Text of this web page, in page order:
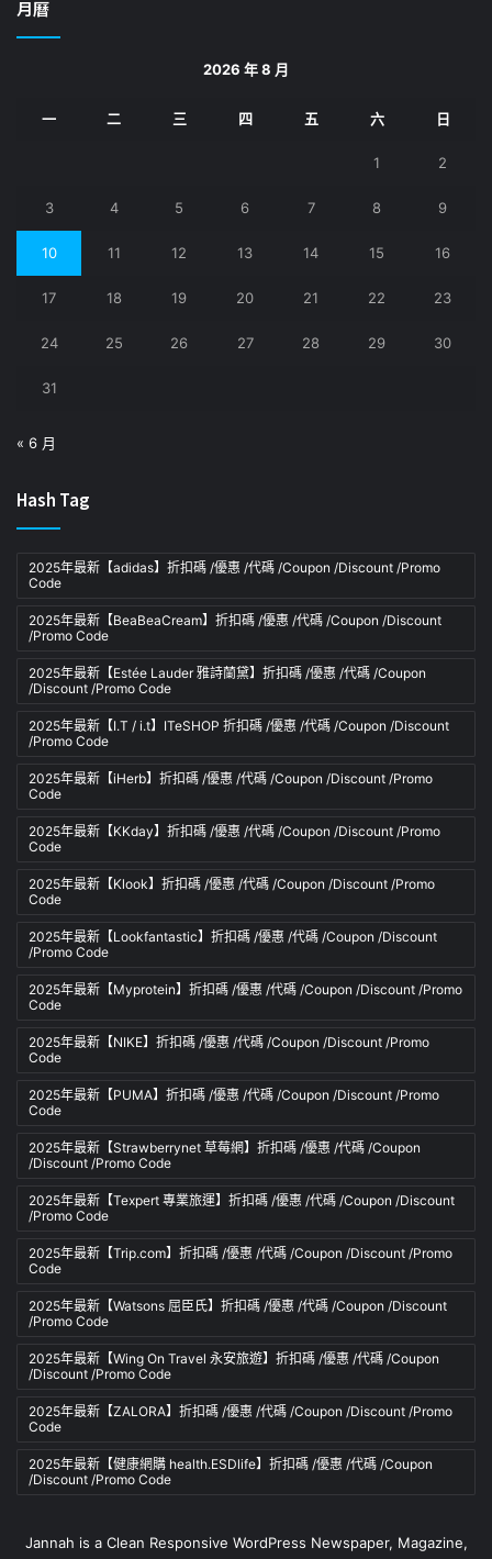
月曆
2026 年 8 月
一 二 三 四 五 六 日
1 2
3 4 5 6 7 8 9
10 11 12 13 14 15 16
17 18 19 20 21 22 23
24 25 26 27 28 29 30
31
« 6 月
Hash Tag
2025年最新【adidas】折扣碼 /優惠 /代碼 /Coupon /Discount /Promo
Code
2025年最新【BeaBeaCream】折扣碼 /優惠 /代碼 /Coupon /Discount
/Promo Code
2025年最新【Estée Lauder 雅詩蘭黛】折扣碼 /優惠 /代碼 /Coupon
/Discount /Promo Code
2025年最新【I.T / i.t】ITeSHOP 折扣碼 /優惠 /代碼 /Coupon /Discount
/Promo Code
2025年最新【iHerb】折扣碼 /優惠 /代碼 /Coupon /Discount /Promo
Code
2025年最新【KKday】折扣碼 /優惠 /代碼 /Coupon /Discount /Promo
Code
2025年最新【Klook】折扣碼 /優惠 /代碼 /Coupon /Discount /Promo
Code
2025年最新【Lookfantastic】折扣碼 /優惠 /代碼 /Coupon /Discount
/Promo Code
2025年最新【Myprotein】折扣碼 /優惠 /代碼 /Coupon /Discount /Promo
Code
2025年最新【NIKE】折扣碼 /優惠 /代碼 /Coupon /Discount /Promo
Code
2025年最新【PUMA】折扣碼 /優惠 /代碼 /Coupon /Discount /Promo
Code
2025年最新【Strawberrynet 草莓網】折扣碼 /優惠 /代碼 /Coupon
/Discount /Promo Code
2025年最新【Texpert 專業旅運】折扣碼 /優惠 /代碼 /Coupon /Discount
/Promo Code
2025年最新【Trip.com】折扣碼 /優惠 /代碼 /Coupon /Discount /Promo
Code
2025年最新【Watsons 屈臣氏】折扣碼 /優惠 /代碼 /Coupon /Discount
/Promo Code
2025年最新【Wing On Travel 永安旅遊】折扣碼 /優惠 /代碼 /Coupon
/Discount /Promo Code
2025年最新【ZALORA】折扣碼 /優惠 /代碼 /Coupon /Discount /Promo
Code
2025年最新【健康網購 health.ESDlife】折扣碼 /優惠 /代碼 /Coupon
/Discount /Promo Code
Jannah is a Clean Responsive WordPress Newspaper, Magazine,